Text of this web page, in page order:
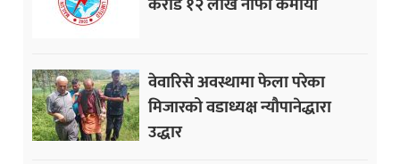
वेवारिसे अवस्थामा फेला परेका
मिजारको वडाध्यक्ष न्यौपानेद्धारा
उद्धार